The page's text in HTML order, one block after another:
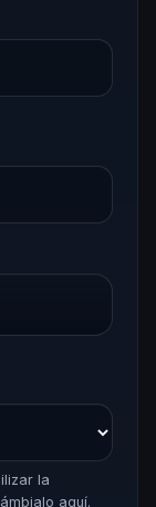
la
aquí.